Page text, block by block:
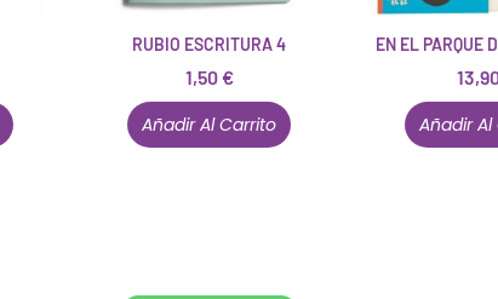
RUBIO ESCRITURA 4
1,50 €
Añadir Al Carrito
EN EL PARQUE
Añadir